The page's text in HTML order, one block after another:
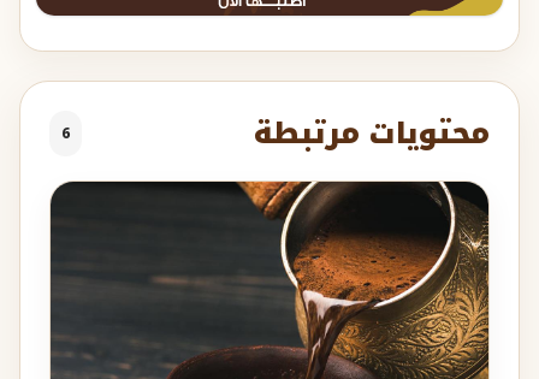
محتويات مرتبطة 6